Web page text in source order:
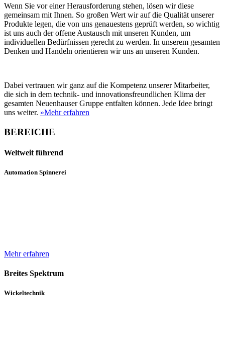
Wenn Sie vor einer Herausforderung stehen, lösen wir diese
gemeinsam mit Ihnen. So großen Wert wir auf die Qualität unserer
Produkte legen, die von uns genauestens geprüft werden, so wichtig
ist uns auch der offene Austausch mit unseren Kunden, um
individuellen Bedürfnissen gerecht zu werden. In unserem gesamten
Denken und Handeln orientieren wir uns an unseren Kunden.
Dabei vertrauen wir ganz auf die Kompetenz unserer Mitarbeiter,
die sich in dem technik- und innovationsfreundlichen Klima der
gesamten Neuenhauser Gruppe entfalten können. Jede Idee bringt
uns weiter. »Mehr erfahren
BEREICHE
Weltweit führend
Automation Spinnerei
Mehr erfahren
Breites Spektrum
Wickeltechnik